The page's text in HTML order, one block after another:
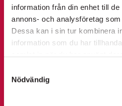
information från din enhet till
annons- och analysföretag
Dessa kan i sin tur kombinera
information som du har
Nödvändig
K
ö
p
i
FOLKOPERAN FOAJÉ: ANKI SVAN &
PÅ SCEN KÖP BILJETTER